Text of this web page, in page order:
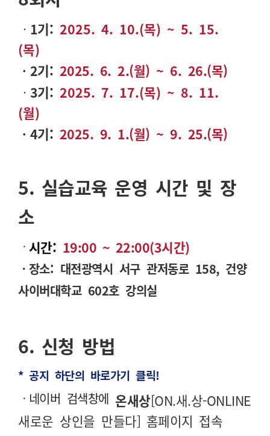
ㆍ 1기: 2025. 4. 10.(목) ~ 5. 15.
(목)
ㆍ2기: 2025. 6. 2.(월) ~ 6. 26.(목)
ㆍ 3기: 2025. 7. 17.(목) ~ 8. 11.
(월)
ㆍ4기: 2025. 9. 1.(월) ~ 9. 25.(목)
5. 실습교육 운영 시간 및 장
소
ㆍ 시간: 19:00 ~ 22:00(3시간)
ㆍ장소: 대전광역시 서구 관저동로 158, 건양
사이버대학교 602호 강의실
6. 신청 방법
* 공지 하단의 바로가기 클릭!
ㆍ네이버 검색창에 온새상[ON.새.상-ONLINE
새로운 상인을 만들다] 홈페이지 접속